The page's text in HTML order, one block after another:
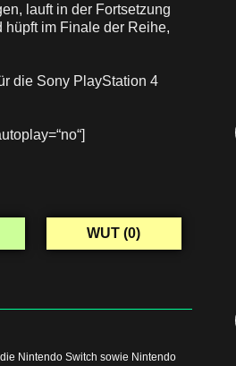
lauft in der Fortsetzung
hüpft im Finale der Reihe,
die Sony PlayStation 4
WUT (0)
Nintendo Switch sowie Nintendo